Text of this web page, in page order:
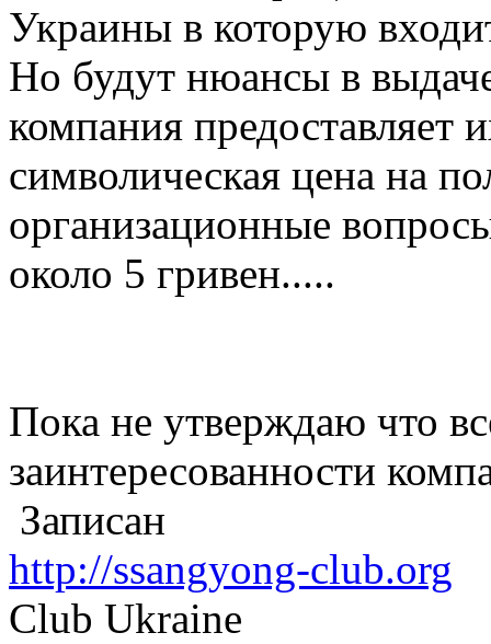
Украины в которую
Но будут нюансы в
компания предоставляет
символическая цена на
организационные
около 5 гривен.....
Пока не утверждаю что
заинтересованности
Записан
http://ssangyong-club.org
Club Ukraine